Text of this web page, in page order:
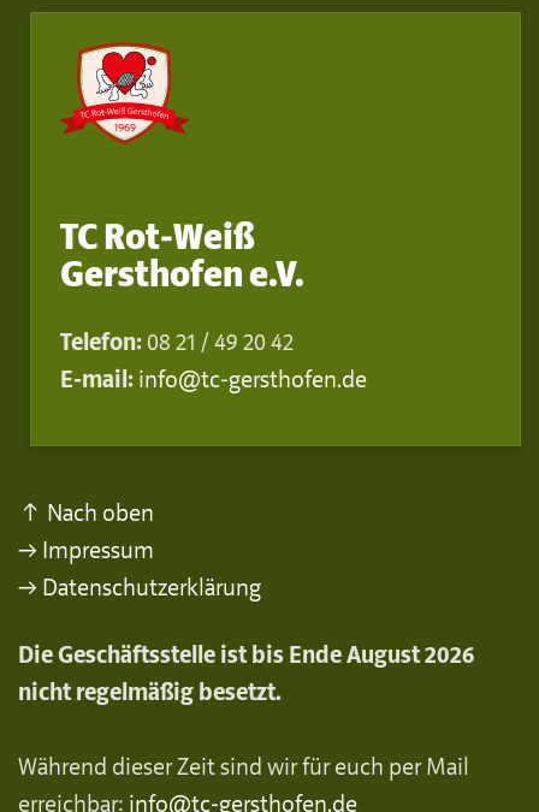
TC Rot-Weiß
Gersthofen e.V.
Telefon: 08 21 / 49 20 42
E-mail: info@tc-gersthofen.de
↑ Nach oben
→ Impressum
→ Datenschutzerklärung
Die Geschäftsstelle ist bis Ende August 2026
nicht regelmäßig besetzt.
Während dieser Zeit sind wir für euch per Mail
erreichbar: info@tc-gersthofen.de